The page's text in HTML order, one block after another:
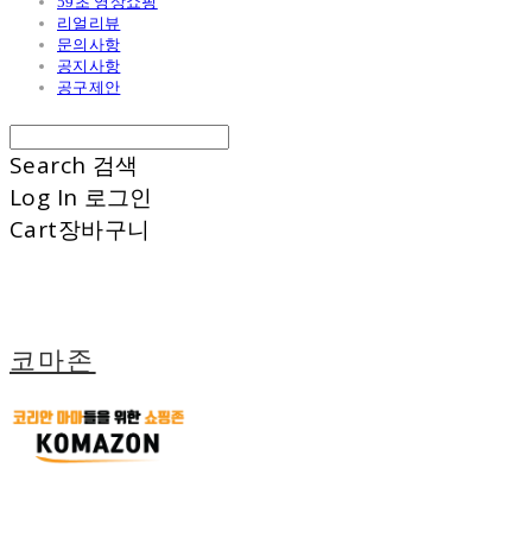
리얼리뷰
문의사항
공지사항
공구제안
Search 검색
Log In 로그인
Cart장바구니
코마존